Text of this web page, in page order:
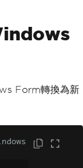
Form轉換為新